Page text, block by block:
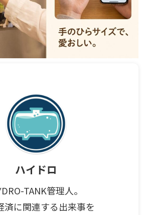
ハイドロ
TANK管理人。
済に関連する出来事を